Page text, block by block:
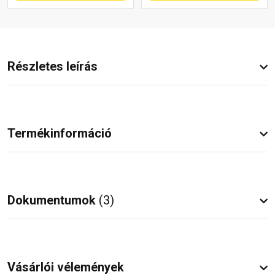
Részletes leírás
Termékinformáció
Dokumentumok (3)
Vásárlói vélemények